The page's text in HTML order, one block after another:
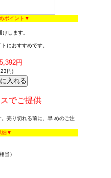
ポイント▼
します。
におすすめです。
円
円)
でご提供
売り切れる前に、早 めのご注
細▼
当）